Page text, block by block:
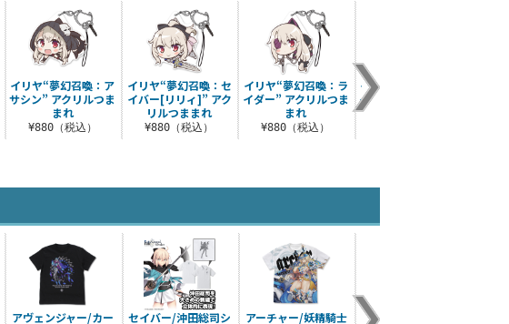
イリヤ“夢幻召喚：ア
サシン” アクリルつま
まれ
¥880（税込）
イリヤ“夢幻召喚：セ
イバー[リリィ]” アク
リルつままれ
¥880（税込）
イリヤ“夢幻召喚：ラ
イダー” アクリルつま
まれ
¥880（税込）
イリヤ“夢幻召喚：セ
イバー” アクリルつま
アヴェンジャー/カー
セイバー/沖田総司シ
アーチャー/妖精騎士
ウェディング イリヤ